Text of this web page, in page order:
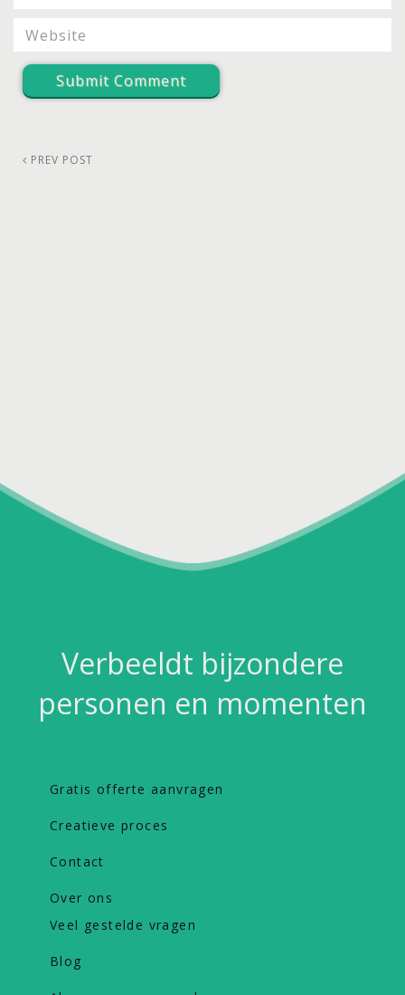
PREV POST
Verbeeldt bijzondere
personen en momenten
Gratis offerte aanvragen
Creatieve proces
Contact
Over ons
Veel gestelde vragen
Blog